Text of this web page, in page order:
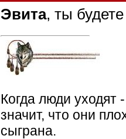
Эвита, ты
Когда люди уходят
значит, что они
сыграна.